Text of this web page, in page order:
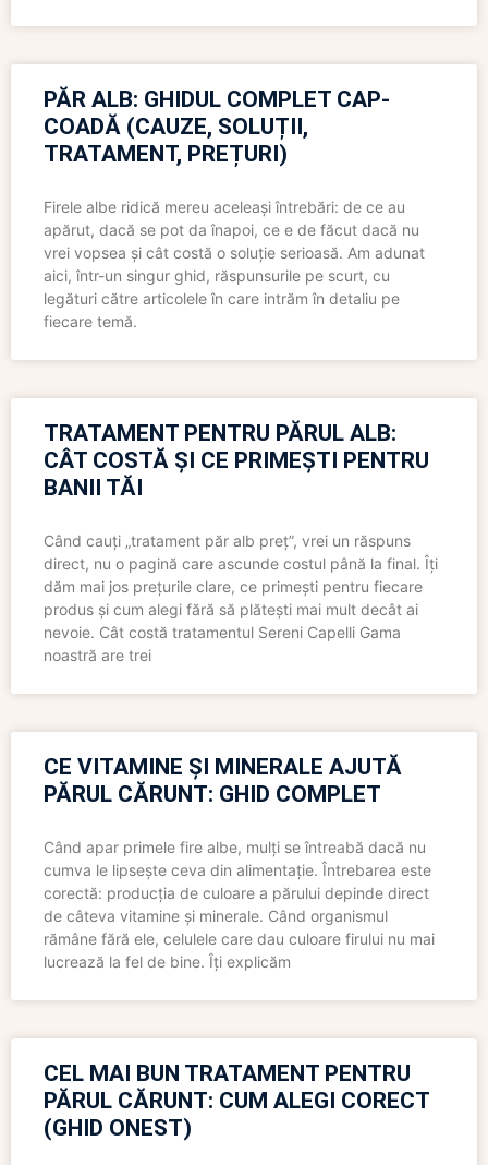
PĂR ALB: GHIDUL COMPLET CAP-
COADĂ (CAUZE, SOLUȚII,
TRATAMENT, PREȚURI)
Firele albe ridică mereu aceleași întrebări: de ce au
apărut, dacă se pot da înapoi, ce e de făcut dacă nu
vrei vopsea și cât costă o soluție serioasă. Am adunat
aici, într-un singur ghid, răspunsurile pe scurt, cu
legături către articolele în care intrăm în detaliu pe
fiecare temă.
TRATAMENT PENTRU PĂRUL ALB:
CÂT COSTĂ ȘI CE PRIMEȘTI PENTRU
BANII TĂI
Când cauți „tratament păr alb preț”, vrei un răspuns
direct, nu o pagină care ascunde costul până la final. Îți
dăm mai jos prețurile clare, ce primești pentru fiecare
produs și cum alegi fără să plătești mai mult decât ai
nevoie. Cât costă tratamentul Sereni Capelli Gama
noastră are trei
CE VITAMINE ȘI MINERALE AJUTĂ
PĂRUL CĂRUNT: GHID COMPLET
Când apar primele fire albe, mulți se întreabă dacă nu
cumva le lipsește ceva din alimentație. Întrebarea este
corectă: producția de culoare a părului depinde direct
de câteva vitamine și minerale. Când organismul
rămâne fără ele, celulele care dau culoare firului nu mai
lucrează la fel de bine. Îți explicăm
CEL MAI BUN TRATAMENT PENTRU
PĂRUL CĂRUNT: CUM ALEGI CORECT
(GHID ONEST)